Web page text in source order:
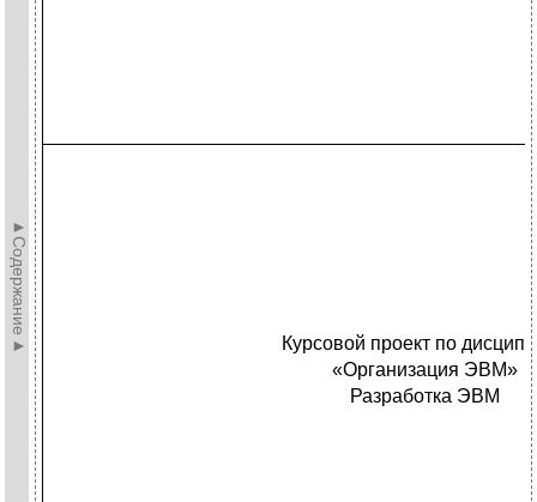
►Содержание►
Курсовой проект по
«Организация ЭВМ»
Разработка ЭВМ